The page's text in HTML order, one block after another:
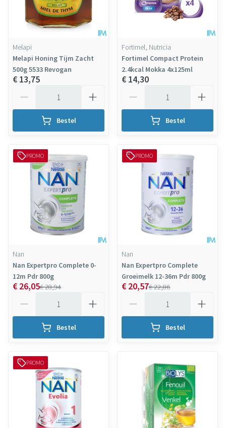
Melapi
Melapi Honing Tijm Zacht
500g 5533 Revogan
€ 13,75
Bestel
Fortimel, Nutricia
Fortimel Compact Protein
2.4kcal Mokka 4x125ml
€ 14,30
Bestel
PROMO
Nan
Nan Expertpro Complete 0-
12m Pdr 800g
€ 28,94
€ 26,05
Bestel
PROMO
Nan
Nan Expertpro Complete
Groeimelk 12-36m Pdr 800g
€ 22,86
€ 20,57
Bestel
PROMO